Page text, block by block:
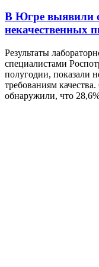
В Югре выявили
некачественных
Результаты
специалистами
полугодии, показали
требованиям
обнаружили, что